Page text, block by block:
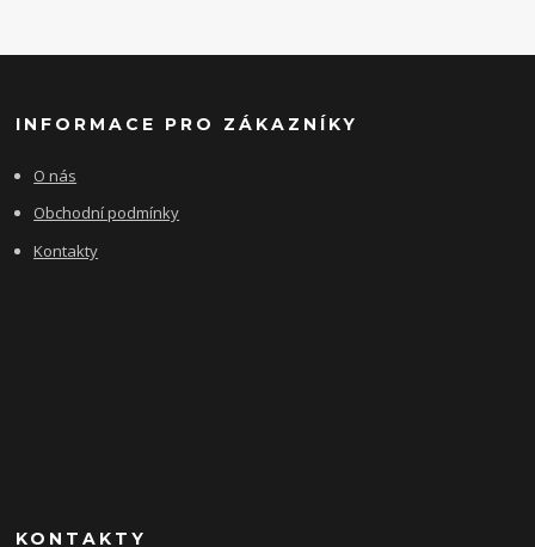
INFORMACE PRO ZÁKAZNÍKY
O nás
Obchodní podmínky
Kontakty
KONTAKTY